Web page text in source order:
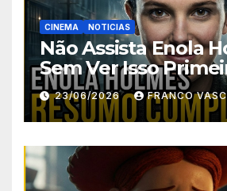
CINEMA NOTICIAS
Não Assista Enola
Sem Ver Isso
23/06/2026 FRANCO